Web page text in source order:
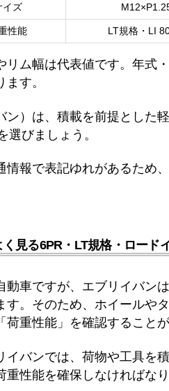
イズ
性能 LT規格・LI
ム幅は代表値です。年式
す。
）は、積載を前提とした軽
選びましょう。
報で表記ゆれがあるため
見る6PR・LT規格・ロード
動車ですが、エブリイバン
す。そのため、ホイールや
荷重性能」を確認することが
イバンでは、荷物や工具を
重性能を確保しなければなり